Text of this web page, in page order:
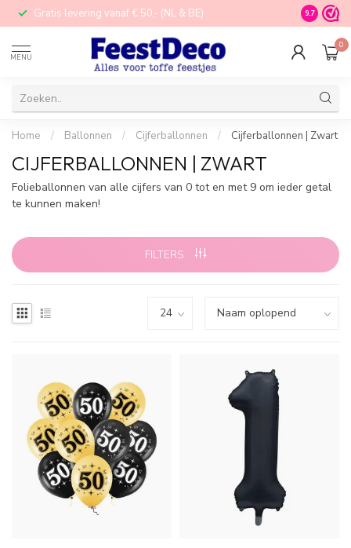
Gratis levering vanaf € 50,- (NL & BE) STORE in
9.7
MENU
0
Home / Ballonnen / Cijferballonnen / Cijferballonnen | Zwart
CIJFERBALLONNEN | ZWART
Folieballonnen van alle cijfers van 0 tot en met 9 om ieder getal
te kunnen maken!
FILTERS